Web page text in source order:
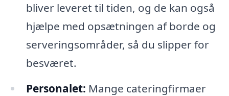
bliver leveret til tiden, og de kan også
hjælpe med opsætningen af borde og
serveringsområder, så du slipper for
besværet.
Personalet: Mange cateringfirmaer